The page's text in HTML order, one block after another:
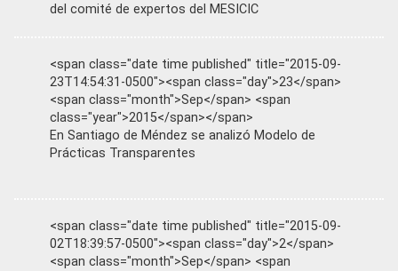
del comité de expertos del MESICIC
<span class="date time published" title="2015-09-
23T14:54:31-0500"><span class="day">23</span>
<span class="month">Sep</span> <span
class="year">2015</span></span>
En Santiago de Méndez se analizó Modelo de
Prácticas Transparentes
<span class="date time published" title="2015-09-
02T18:39:57-0500"><span class="day">2</span>
<span class="month">Sep</span> <span